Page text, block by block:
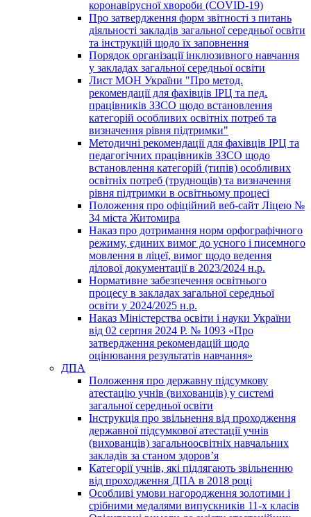
коронавірусної хвороби (COVID-19)
Про затвердження форм звітності з питань
діяльності закладів загальної середньої освіти
та інструкцій щодо їх заповнення
Порядок організації інклюзивного навчання
у закладах загальної середньої освіти
Лист МОН України "Про метод.
рекомендації для фахівців ІРЦ та пед.
працівників ЗЗСО щодо встановлення
категорій особливих освітніх потреб та
визначення рівня підтримки"
Методичні рекомендації для фахівців ІРЦ та
педагогічних працівників ЗЗСО щодо
встановлення категорій (типів) особливих
освітніх потреб (труднощів) та визначення
рівня підтримки в освітньому процесі
Положення про офіційний веб-сайт Ліцею №
34 міста Житомира
Наказ про дотримання норм орфографічного
режиму, єдиних вимог до усного і писемного
мовлення в ліцеї, вимог щодо ведення
ділової документації в 2023/2024 н.р.
Нормативне забезпечення освітнього
процесу в закладах загальної середньої
освіти у 2024/2025 н.р.
Наказ Міністерства освіти і науки України
від 02 серпня 2024 Р. № 1093 «Про
затвердження рекомендацій щодо
оцінювання результатів навчання»
ДПА
Положення про державну підсумкову
атестацію учнів (вихованців) у системі
загальної середньої освіти
Інструкція про звільнення від проходження
державної підсумкової атестації учнів
(вихованців) загальноосвітніх навчальних
закладів за станом здоров’я
Категорії учнів, які підлягають звільненню
від проходження ДПА в 2018 році
Особливі умови нагородження золотими і
срібними медалями випускників 11-х класів